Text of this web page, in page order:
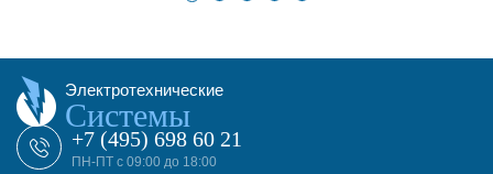
Электротехнические
Системы
+7 (495) 698 60 21
ПН-ПТ с 09:00 до 18:00